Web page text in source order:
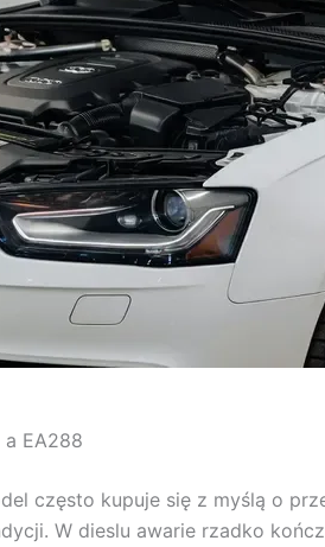
EA288
często kupuje się z myślą o
W dieslu awarie rzadko